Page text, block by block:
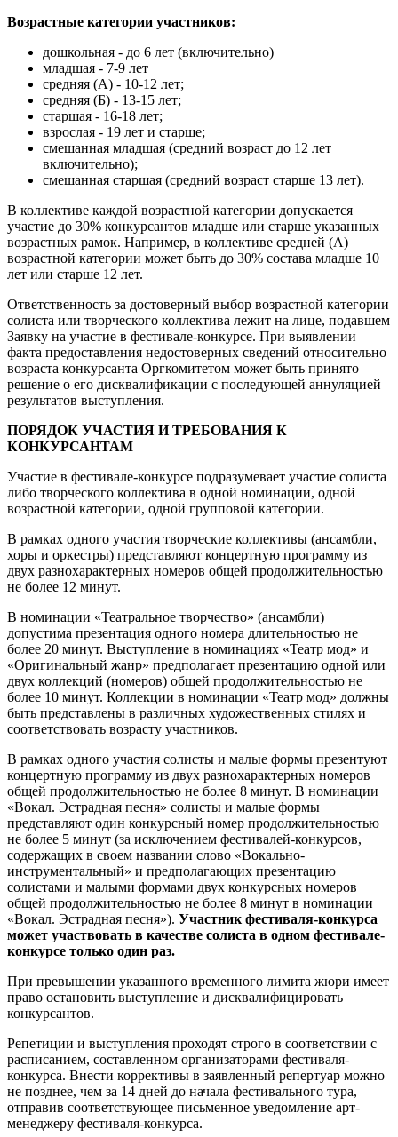
Возрастные категории участников:
дошкольная - до 6 лет (включительно)
младшая - 7-9 лет
средняя (А) - 10-12 лет;
средняя (Б) - 13-15 лет;
старшая - 16-18 лет;
взрослая - 19 лет и старше;
смешанная младшая (средний возраст до 12 лет
включительно);
смешанная старшая (средний возраст старше 13 лет).
В коллективе каждой возрастной категории допускается
участие до 30% конкурсантов младше или старше указанных
возрастных рамок. Например, в коллективе средней (А)
возрастной категории может быть до 30% состава младше 10
лет или старше 12 лет.
Ответственность за достоверный выбор возрастной категории
солиста или творческого коллектива лежит на лице, подавшем
Заявку на участие в фестивале-конкурсе. При выявлении
факта предоставления недостоверных сведений относительно
возраста конкурсанта Оргкомитетом может быть принято
решение о его дисквалификации с последующей аннуляцией
результатов выступления.
ПОРЯДОК УЧАСТИЯ И ТРЕБОВАНИЯ К
КОНКУРСАНТАМ
Участие в фестивале-конкурсе подразумевает участие солиста
либо творческого коллектива в одной номинации, одной
возрастной категории, одной групповой категории.
В рамках одного участия творческие коллективы (ансамбли,
хоры и оркестры) представляют концертную программу из
двух разнохарактерных номеров общей продолжительностью
не более 12 минут.
В номинации «Театральное творчество» (ансамбли)
допустима презентация одного номера длительностью не
более 20 минут. Выступление в номинациях «Театр мод» и
«Оригинальный жанр» предполагает презентацию одной или
двух коллекций (номеров) общей продолжительностью не
более 10 минут. Коллекции в номинации «Театр мод» должны
быть представлены в различных художественных стилях и
соответствовать возрасту участников.
В рамках одного участия солисты и малые формы презентуют
концертную программу из двух разнохарактерных номеров
общей продолжительностью не более 8 минут. В номинации
«Вокал. Эстрадная песня» солисты и малые формы
представляют один конкурсный номер продолжительностью
не более 5 минут (за исключением фестивалей-конкурсов,
содержащих в своем названии слово «Вокально-
инструментальный» и предполагающих презентацию
солистами и малыми формами двух конкурсных номеров
общей продолжительностью не более 8 минут в номинации
«Вокал. Эстрадная песня»). Участник фестиваля-конкурса
может участвовать в качестве солиста в одном фестивале-
конкурсе только один раз.
При превышении указанного временного лимита жюри имеет
право остановить выступление и дисквалифицировать
конкурсантов.
Репетиции и выступления проходят строго в соответствии с
расписанием, составленном организаторами фестиваля-
конкурса. Внести коррективы в заявленный репертуар можно
не позднее, чем за 14 дней до начала фестивального тура,
отправив соответствующее письменное уведомление арт-
менеджеру фестиваля-конкурса.